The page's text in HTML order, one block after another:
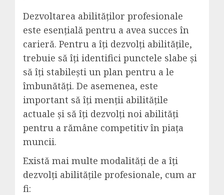
Dezvoltarea abilităților profesionale
este esențială pentru a avea succes în
carieră. Pentru a îți dezvolți abilitățile,
trebuie să îți identifici punctele slabe și
să îți stabilești un plan pentru a le
îmbunătăți. De asemenea, este
important să îți menții abilitățile
actuale și să îți dezvolți noi abilități
pentru a rămâne competitiv în piața
muncii.
Există mai multe modalități de a îți
dezvolți abilitățile profesionale, cum ar
fi: